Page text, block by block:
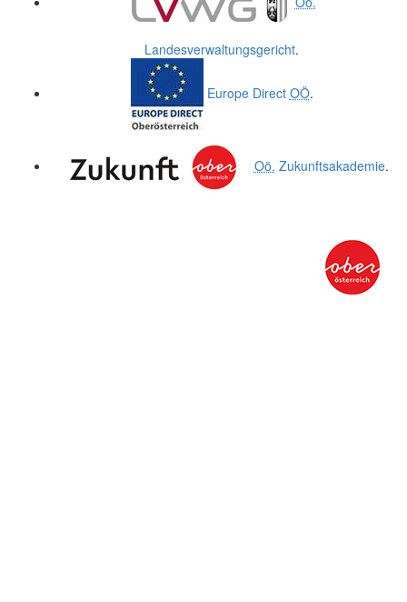
Landesverwaltungsgericht.
Europe Direct OÖ.
Oö. Zukunftsakademie.